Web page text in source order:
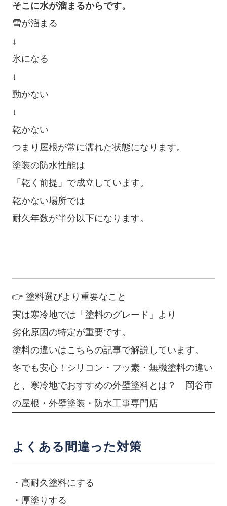
そこに水が溜まるからです。
雪が溜まる
↓
氷になる
↓
動かない
↓
乾かない
つまり屋根が常に濡れた状態になります。
塗装の防水性能は
「乾く前提」で成立しています。
乾かない場所では
耐久年数が半分以下になります。
👉 塗料選びより重要なこと
実は寒冷地では「塗料のグレード」より
劣化原因の特定が重要です。
塗料の違いはこちらの記事で解説しています。
冬でも安心！シリコン・フッ素・無機塗料の違い
と、寒冷地でおすすめの外壁塗料とは？ 岡谷市
の屋根・外壁塗装・防水工事専門店
よくある間違った対策
・高耐久塗料にする
・厚塗りする